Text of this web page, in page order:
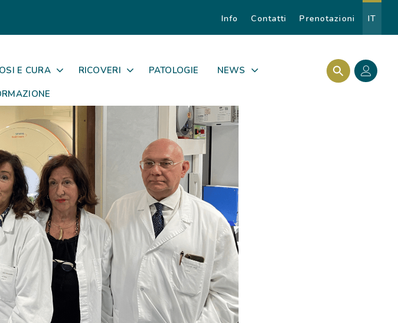
Info Contatti Prenotazioni IT
E CURA RICOVERI PATOLOGIE
NEWS
Search for:
Search